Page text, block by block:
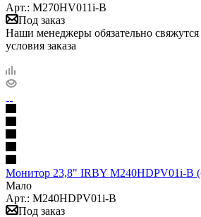
Арт.: M270HV011i-B
Под заказ
Наши менеджеры обязательно
условия заказа
Монитор 23,8" IRBY M240HDPV01i-B
Мало
Арт.: M240HDPV01i-B
Под заказ